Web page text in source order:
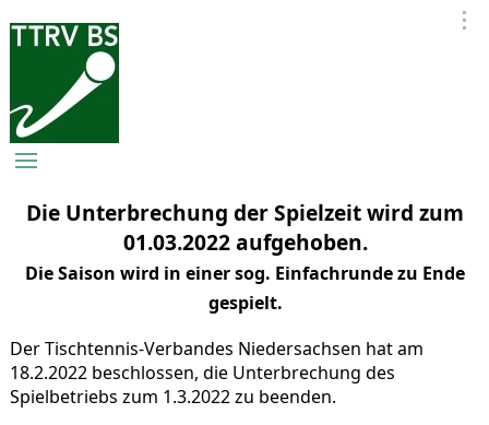
Die Unterbrechung der Spielzeit wird zum
01.03.2022 aufgehoben.
Die Saison wird in einer sog. Einfachrunde zu Ende
gespielt.
Der Tischtennis-Verbandes Niedersachsen hat am
18.2.2022 beschlossen, die Unterbrechung des
Spielbetriebs zum 1.3.2022 zu beenden.